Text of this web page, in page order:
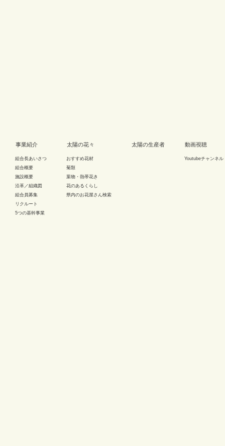
事業紹介
組合長あいさつ
組合概要
施設概要
沿革／組織図
組合員募集
リクルート
5つの基幹事業
太陽の花々
おすすめ花材
菊類
葉物・熱帯花き
花のあるくらし
県内のお花屋さん検索
太陽の生産者 動画視聴
Youtubeチャンネル